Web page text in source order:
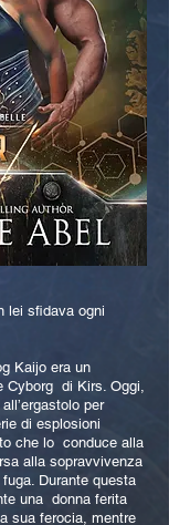
lei sfidava ogni
Kaijo era un
Cyborg di Kirs. Oggi,
per
di esplosioni
che lo conduce alla
alla sopravvivenza
Durante questa
una donna ferita
sua ferocia, mentre